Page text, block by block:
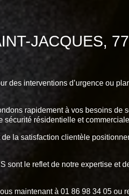
JACQUES,
des interventions d’urgence ou
rapidement à vos besoins de
sécurité résidentielle et
la satisfaction clientèle
sont le reflet de notre expertise et
maintenant à 01 86 98 34 05 ou